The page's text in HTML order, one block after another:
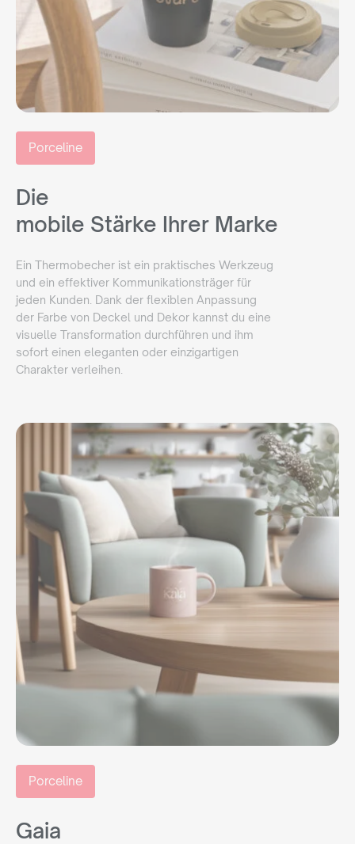
Porceline
Die
mobile Stärke Ihrer Marke
Ein Thermobecher ist ein praktisches Werkzeug
und ein effektiver Kommunikationsträger für
jeden Kunden. Dank der flexiblen Anpassung
der Farbe von Deckel und Dekor kannst du eine
visuelle Transformation durchführen und ihm
sofort einen eleganten oder einzigartigen
Charakter verleihen.
Porceline
Gaia